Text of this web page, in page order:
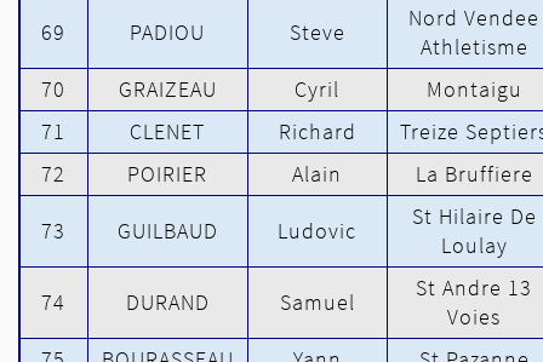
69 PADIOU Steve
Nord Vendee
Athletisme
70
GRAIZEAU Cyril
Montaigu
71
CLENET Richard
Treize
72
POIRIER Alain La Bruffiere
73 GUILBAUD Ludovic
St Hilaire De
Loulay
74 DURAND Samuel
St Andre 13
Voies